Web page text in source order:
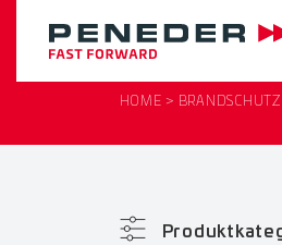
HOME BRANDSCHUTZ